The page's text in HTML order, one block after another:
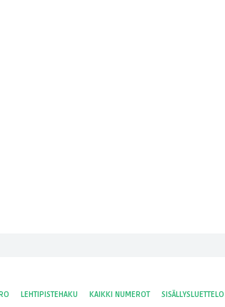
LEHTIPISTEHAKU KAIKKI NUMEROT SISÄLLYSLUETTELO